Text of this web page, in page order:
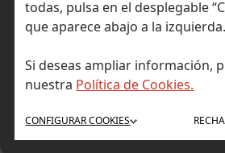
todas, pulsa en el desplegable
que aparece abajo a la izquierda.
Si deseas ampliar información,
nuestra Política de Cookies.
CONFIGURARCOOKIES
private equity